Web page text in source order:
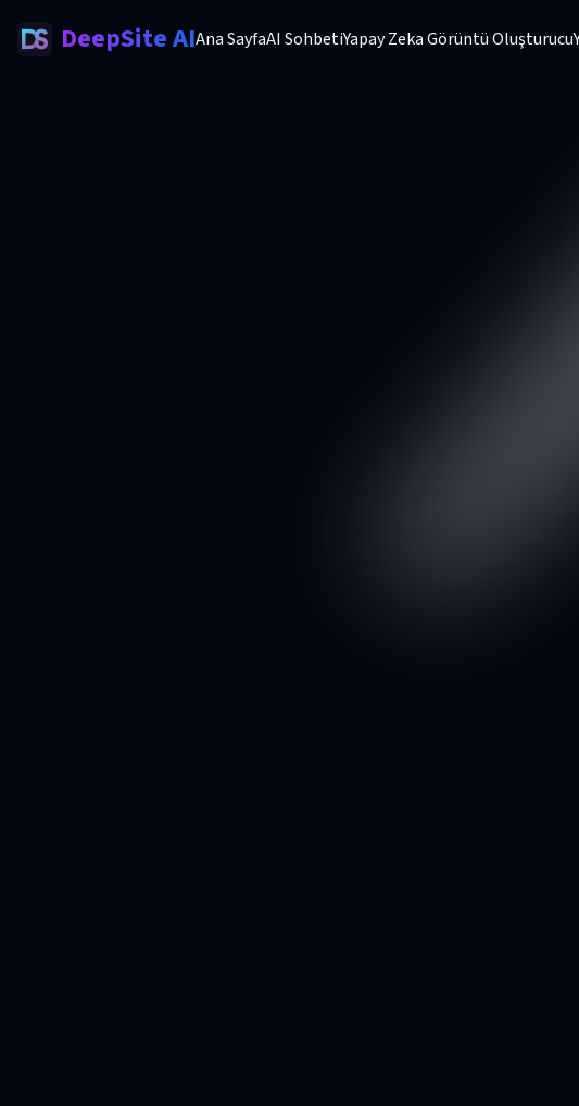
DeepSite AIAna SayfaAI SohbetiYapay Zeka Görüntü Oluşturucu